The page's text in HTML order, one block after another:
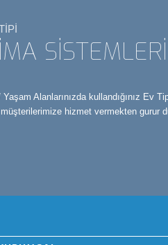
SİSTEMLERİ
Yaşam Alanlarınızda kullandığınız Ev
hizmet vermekten gurur